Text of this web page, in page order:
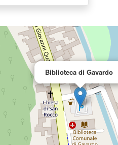
Biblioteca di Gavardo